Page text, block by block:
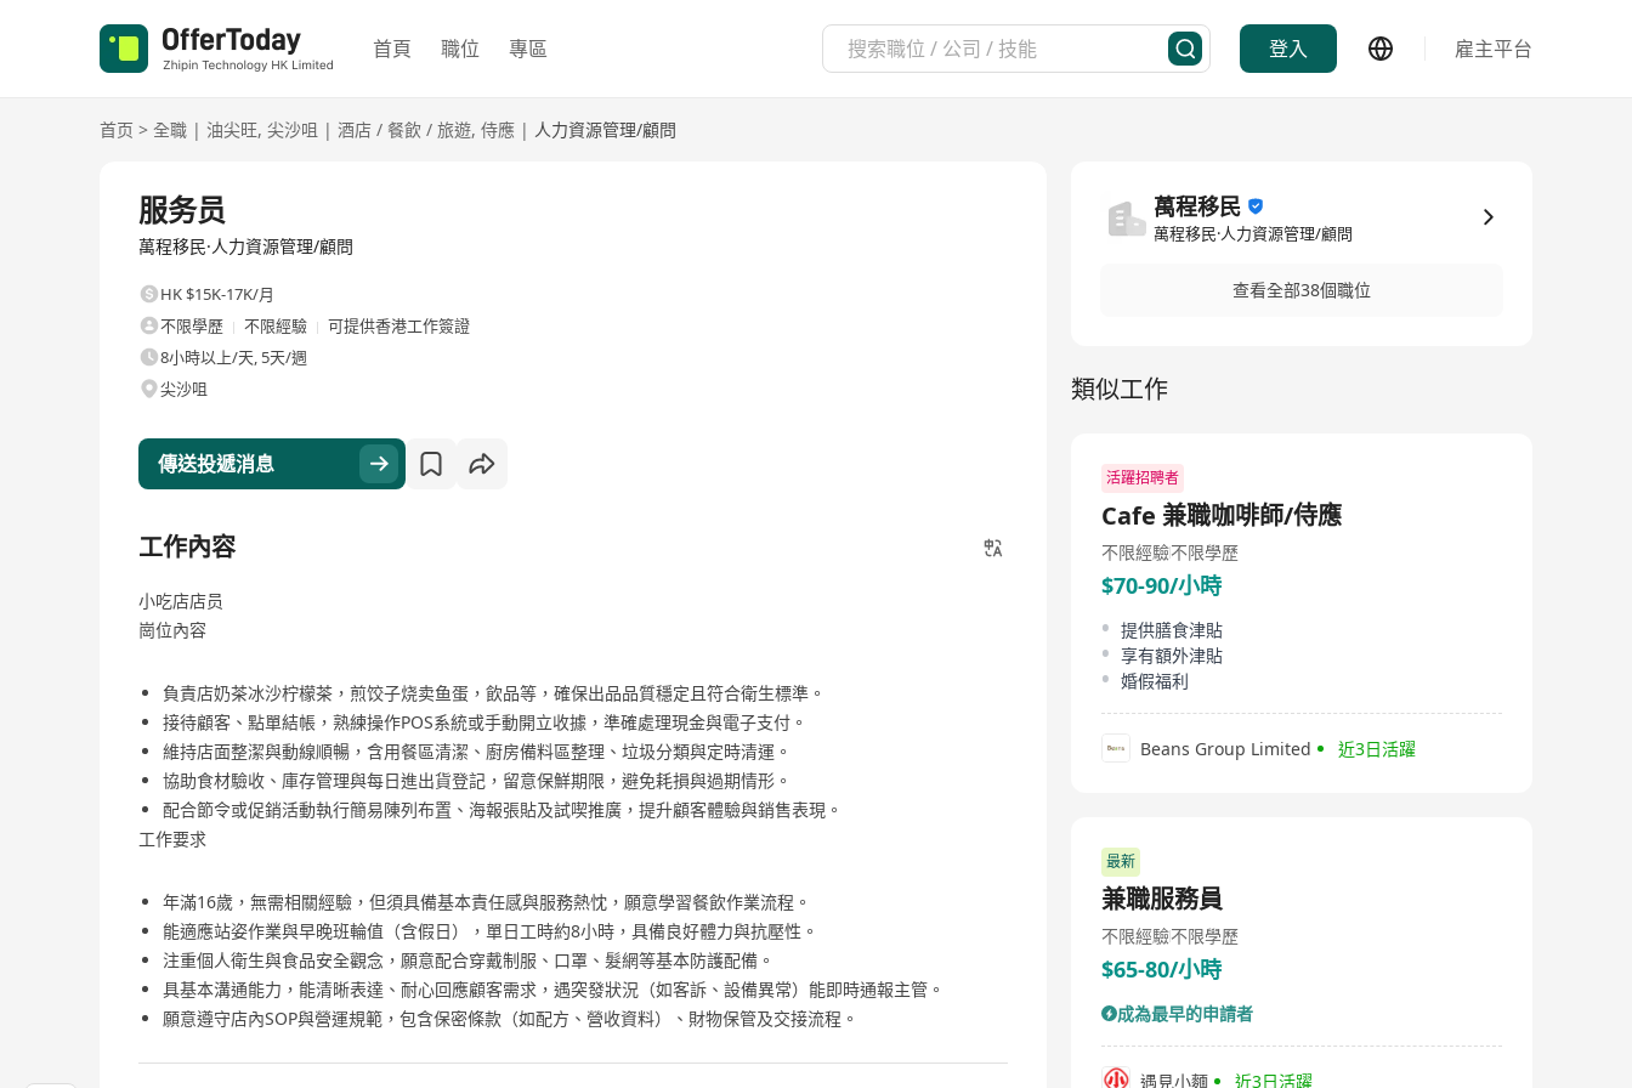
首頁 職位 專區 登入 雇主平台
首页 > 全職 | 油尖旺, 尖沙咀 | 酒店 / 餐飲 / 旅遊, 侍應 | 人力資源管理/顧問
服务员
萬程移民·人力資源管理/顧問
HK $15K-17K/月
不限學歷
不限經驗
可提供香港工作簽證
8小時以上/天, 5天/週
尖沙咀
傳送投遞消息
工作內容
小吃店店员
崗位內容
負責店奶茶冰沙柠檬茶，煎饺子烧卖鱼蛋，飲品等，確保出品品質穩定且符合衛生標準。
接待顧客、點單結帳，熟練操作POS系統或手動開立收據，準確處理現金與電子支付。
維持店面整潔與動線順暢，含用餐區清潔、廚房備料區整理、垃圾分類與定時清運。
協助食材驗收、庫存管理與每日進出貨登記，留意保鮮期限，避免耗損與過期情形。
配合節令或促銷活動執行簡易陳列布置、海報張貼及試喫推廣，提升顧客體驗與銷售表現。
工作要求
年滿16歲，無需相關經驗，但須具備基本責任感與服務熱忱，願意學習餐飲作業流程。
能適應站姿作業與早晚班輪值（含假日），單日工時約8小時，具備良好體力與抗壓性。
注重個人衛生與食品安全觀念，願意配合穿戴制服、口罩、髮網等基本防護配備。
具基本溝通能力，能清晰表達、耐心回應顧客需求，遇突發狀況（如客訴、設備異常）能即時通報主管。
願意遵守店內SOP與營運規範，包含保密條款（如配方、營收資料）、財物保管及交接流程。
萬程移民
萬程移民·人力資源管理/顧問
查看全部38個職位
類似工作
活躍招聘者
Cafe 兼職咖啡師/侍應
不限經驗不限學歷
$70-90/小時
提供膳食津貼
享有額外津貼
婚假福利
Beans Group Limited 近3日活躍
最新
兼職服務員
不限經驗不限學歷
$65-80/小時
成為最早的申請者
遇見小麵 近3日活躍